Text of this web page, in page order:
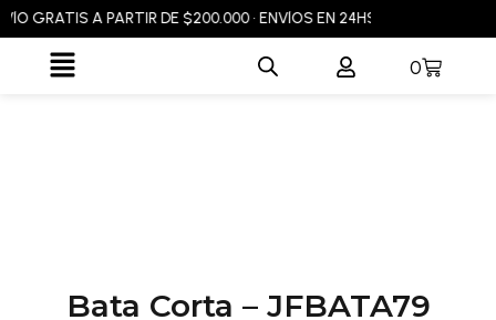
al
contenido
GRATIS A PARTIR DE $200.000 • ENVÍOS EN 24HS EN CABA Y GBA •
Flyout
0
Carrito
Bata Corta – JFBATA79